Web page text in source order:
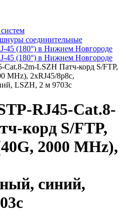
соединительные
(180°) в Нижнем Новгороде
(180°) в Нижнем Новгороде
Cat.8-2m-LSZH Патч-корд S/FTP,
MHz), 2xRJ45/8p8c,
LSZH, 2 м 9703c
RJ45-Cat.8-
корд S/FTP,
2000 MHz),
синий,